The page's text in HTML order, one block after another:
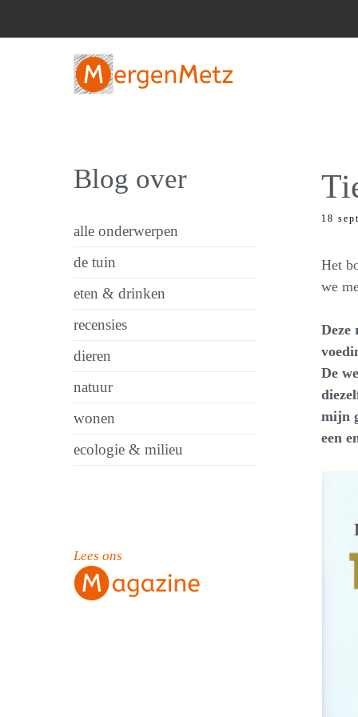
18
Het
we
Deze
De
mijn
een
Blog over
alle onderwerpen
de tuin
eten & drinken
recensies
dieren
natuur
wonen
ecologie & milieu
Lees ons